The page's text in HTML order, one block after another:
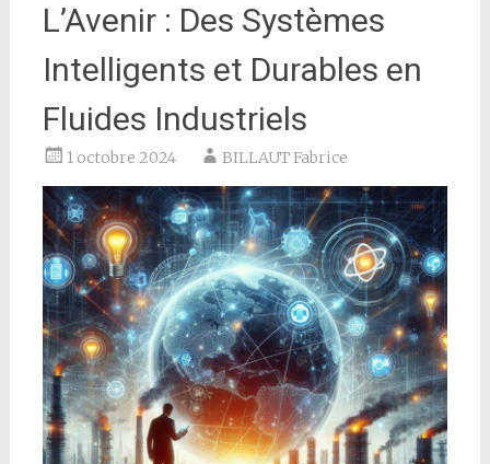
L’Avenir : Des Systèmes
Intelligents et Durables en
Fluides Industriels
1 octobre 2024 BILLAUT Fabrice